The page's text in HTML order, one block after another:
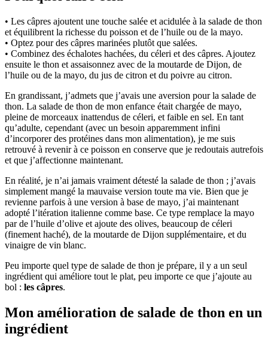
• Les câpres ajoutent une touche salée et acidulée à la salade de thon
et équilibrent la richesse du poisson et de l’huile ou de la mayo.
• Optez pour des câpres marinées plutôt que salées.
• Combinez des échalotes hachées, du céleri et des câpres. Ajoutez
ensuite le thon et assaisonnez avec de la moutarde de Dijon, de
l’huile ou de la mayo, du jus de citron et du poivre au citron.
En grandissant, j’admets que j’avais une aversion pour la salade de
thon. La salade de thon de mon enfance était chargée de mayo,
pleine de morceaux inattendus de céleri, et faible en sel. En tant
qu’adulte, cependant (avec un besoin apparemment infini
d’incorporer des protéines dans mon alimentation), je me suis
retrouvé à revenir à ce poisson en conserve que je redoutais autrefois
et que j’affectionne maintenant.
En réalité, je n’ai jamais vraiment détesté la salade de thon ; j’avais
simplement mangé la mauvaise version toute ma vie. Bien que je
revienne parfois à une version à base de mayo, j’ai maintenant
adopté l’itération italienne comme base. Ce type remplace la mayo
par de l’huile d’olive et ajoute des olives, beaucoup de céleri
(finement haché), de la moutarde de Dijon supplémentaire, et du
vinaigre de vin blanc.
Peu importe quel type de salade de thon je prépare, il y a un seul
ingrédient qui améliore tout le plat, peu importe ce que j’ajoute au
bol : les câpres.
Mon amélioration de salade de thon en un
ingrédient